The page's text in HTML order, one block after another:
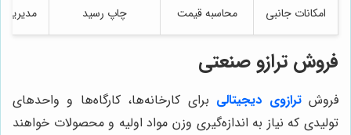
امکانات جانبی محاسبه قیمت چاپ رسید
فروش ترازو صنعتی
فروش ترازوی دیجیتالی برای کارخانه‌ها، کارگاه‌ها و واحدهای
تولیدی که نیاز به اندازه‌گیری وزن مواد اولیه و محصولات خواهند